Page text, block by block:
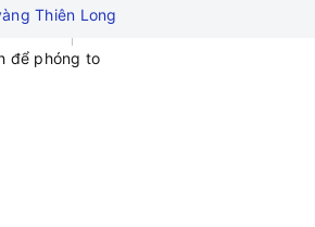
Thiên Long
để phóng to